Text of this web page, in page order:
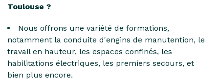
Toulouse ?
Nous offrons une variété de formations,
notamment la conduite d'engins de manutention, le
travail en hauteur, les espaces confinés, les
habilitations électriques, les premiers secours, et
bien plus encore.